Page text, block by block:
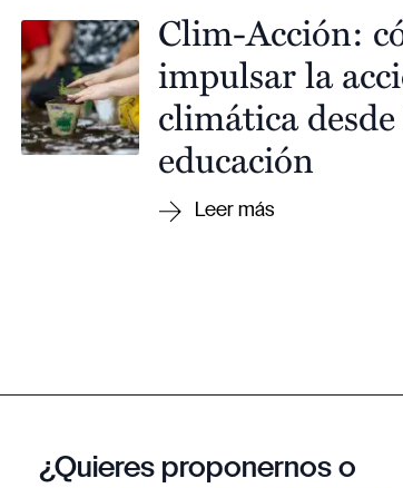
Clim-Acción:
impulsar la
climática
educación
¿Quieres proponernos o